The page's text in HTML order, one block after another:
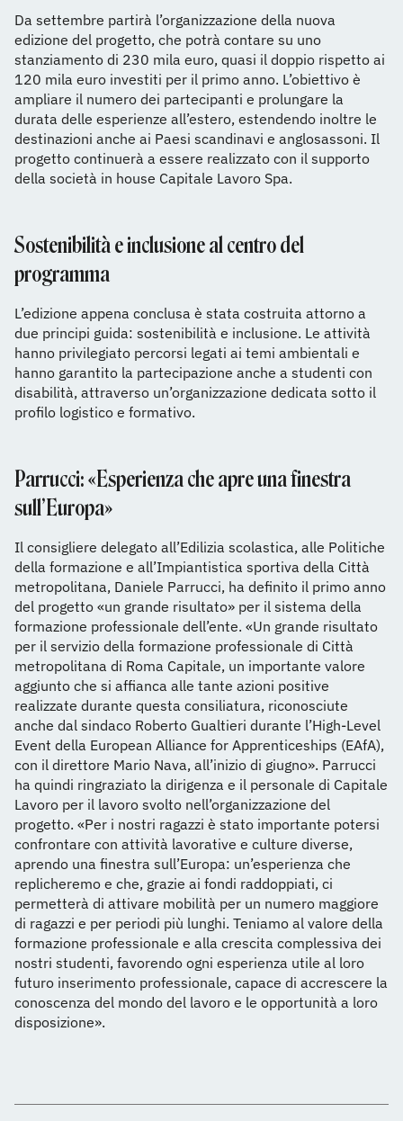
Da settembre partirà l’organizzazione della nuova
edizione del progetto, che potrà contare su uno
stanziamento di 230 mila euro, quasi il doppio rispetto ai
120 mila euro investiti per il primo anno. L’obiettivo è
ampliare il numero dei partecipanti e prolungare la
durata delle esperienze all’estero, estendendo inoltre le
destinazioni anche ai Paesi scandinavi e anglosassoni. Il
progetto continuerà a essere realizzato con il supporto
della società in house Capitale Lavoro Spa.
Sostenibilità e inclusione al centro del
programma
L’edizione appena conclusa è stata costruita attorno a
due principi guida: sostenibilità e inclusione. Le attività
hanno privilegiato percorsi legati ai temi ambientali e
hanno garantito la partecipazione anche a studenti con
disabilità, attraverso un’organizzazione dedicata sotto il
profilo logistico e formativo.
Parrucci: «Esperienza che apre una finestra
sull’Europa»
Il consigliere delegato all’Edilizia scolastica, alle Politiche
della formazione e all’Impiantistica sportiva della Città
metropolitana, Daniele Parrucci, ha definito il primo anno
del progetto «un grande risultato» per il sistema della
formazione professionale dell’ente. «Un grande risultato
per il servizio della formazione professionale di Città
metropolitana di Roma Capitale, un importante valore
aggiunto che si affianca alle tante azioni positive
realizzate durante questa consiliatura, riconosciute
anche dal sindaco Roberto Gualtieri durante l’High-Level
Event della European Alliance for Apprenticeships (EAfA),
con il direttore Mario Nava, all’inizio di giugno». Parrucci
ha quindi ringraziato la dirigenza e il personale di Capitale
Lavoro per il lavoro svolto nell’organizzazione del
progetto. «Per i nostri ragazzi è stato importante potersi
confrontare con attività lavorative e culture diverse,
aprendo una finestra sull’Europa: un’esperienza che
replicheremo e che, grazie ai fondi raddoppiati, ci
permetterà di attivare mobilità per un numero maggiore
di ragazzi e per periodi più lunghi. Teniamo al valore della
formazione professionale e alla crescita complessiva dei
nostri studenti, favorendo ogni esperienza utile al loro
futuro inserimento professionale, capace di accrescere la
conoscenza del mondo del lavoro e le opportunità a loro
disposizione».